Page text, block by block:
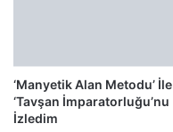
‘Manyetik Alan Metodu’ İle
‘Tavşan İmparatorluğu’nu
İzledim